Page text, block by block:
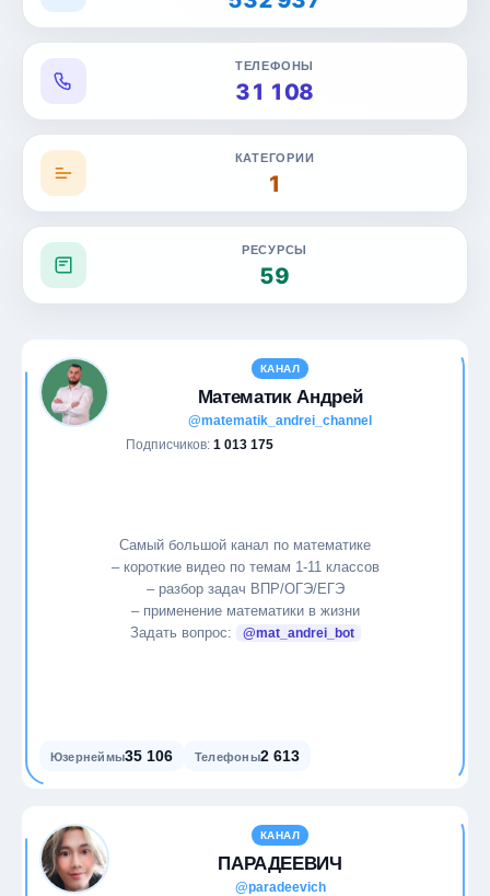
Журналистика
ИИ и нейросети
Инвестиции
Карьера
Маркетинг
Международные отношения
ТЕЛЕФОНЫ
31 108
КАТЕГОРИИ
1
РЕСУРСЫ
59
КАНАЛ
Математик Андрей
@matematik_andrei_channel
Подписчиков: 1 013 175
Самый большой канал по математике
– короткие видео по темам 1-11 классов
– разбор задач ВПР/ОГЭ/ЕГЭ
– применение математики в жизни
Задать вопрос:
@mat_andrei_bot
Юзернеймы35 106 Телефоны2 613
КАНАЛ
ПАРАДЕЕВИЧ
@paradeevich